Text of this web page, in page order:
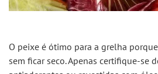
O peixe é ótimo para a grelha
sem ficar seco. Apenas certifique-se